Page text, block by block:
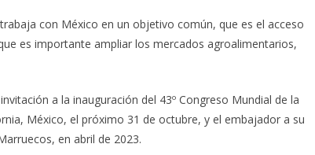
con México en un objetivo común, que es el acceso
es importante ampliar los mercados agroalimentarios,
a la inauguración del 43º Congreso Mundial de la
México, el próximo 31 de octubre, y el embajador a su
en abril de 2023.